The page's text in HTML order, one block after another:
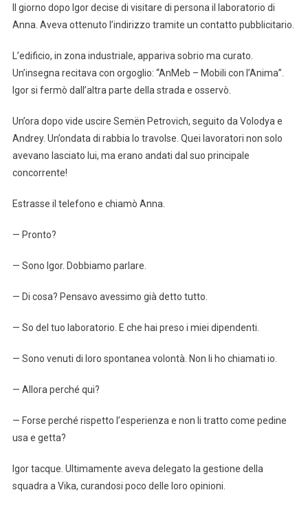
Il giorno dopo Igor decise di visitare di persona il laboratorio di
Anna. Aveva ottenuto l’indirizzo tramite un contatto pubblicitario.
L’edificio, in zona industriale, appariva sobrio ma curato.
Un’insegna recitava con orgoglio: “AnMeb – Mobili con l’Anima”.
Igor si fermò dall’altra parte della strada e osservò.
Un’ora dopo vide uscire Semën Petrovich, seguito da Volodya e
Andrey. Un’ondata di rabbia lo travolse. Quei lavoratori non solo
avevano lasciato lui, ma erano andati dal suo principale
concorrente!
Estrasse il telefono e chiamò Anna.
— Pronto?
— Sono Igor. Dobbiamo parlare.
— Di cosa? Pensavo avessimo già detto tutto.
— So del tuo laboratorio. E che hai preso i miei dipendenti.
— Sono venuti di loro spontanea volontà. Non li ho chiamati io.
— Allora perché qui?
— Forse perché rispetto l’esperienza e non li tratto come pedine
usa e getta?
Igor tacque. Ultimamente aveva delegato la gestione della
squadra a Vika, curandosi poco delle loro opinioni.